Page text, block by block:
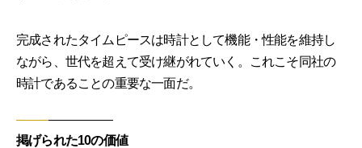
完成されたタイムピースは時計として機能・性能を維持し
ながら、世代を超えて受け継がれていく。これこそ同社の
時計であることの重要な一面だ。
掲げられた10の価値